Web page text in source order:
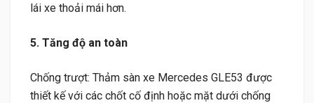
lái xe thoải mái hơn.
5. Tăng độ an toàn
Chống trượt: Thảm sàn xe Mercedes GLE53 được
thiết kế với các chốt cố định hoặc mặt dưới chống